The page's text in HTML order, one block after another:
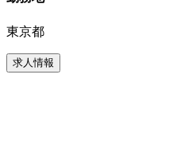
東京都
求人情報